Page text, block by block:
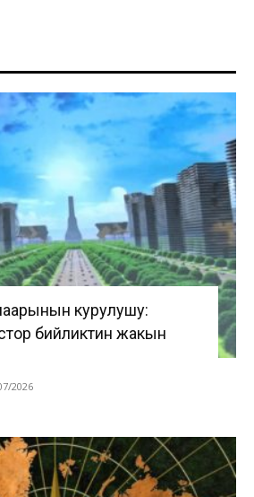
курулушу:
бийликтин жакын
2026